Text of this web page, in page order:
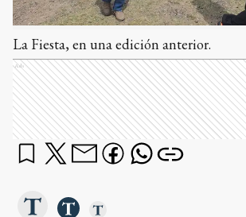
La Fiesta, en una edición anterior.
Ads